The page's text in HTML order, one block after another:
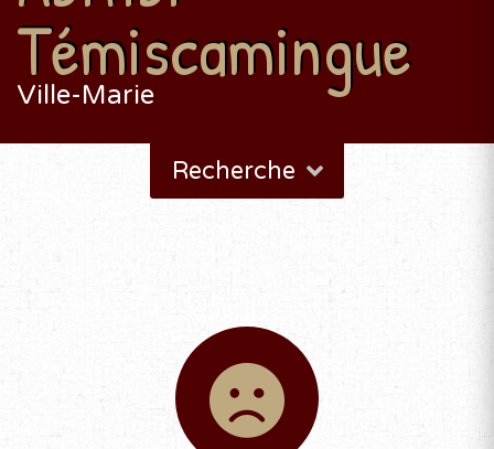
Témiscamingue
Ville-Marie
Recherche